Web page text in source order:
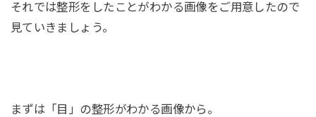
それでは整形をしたことがわかる画像をご用意したので
見ていきましょう。
まずは「目」の整形がわかる画像から。